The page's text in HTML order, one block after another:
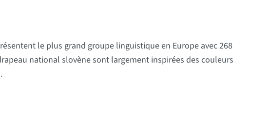
le plus grand groupe linguistique en Europe avec 268
national slovène sont largement inspirées des couleurs